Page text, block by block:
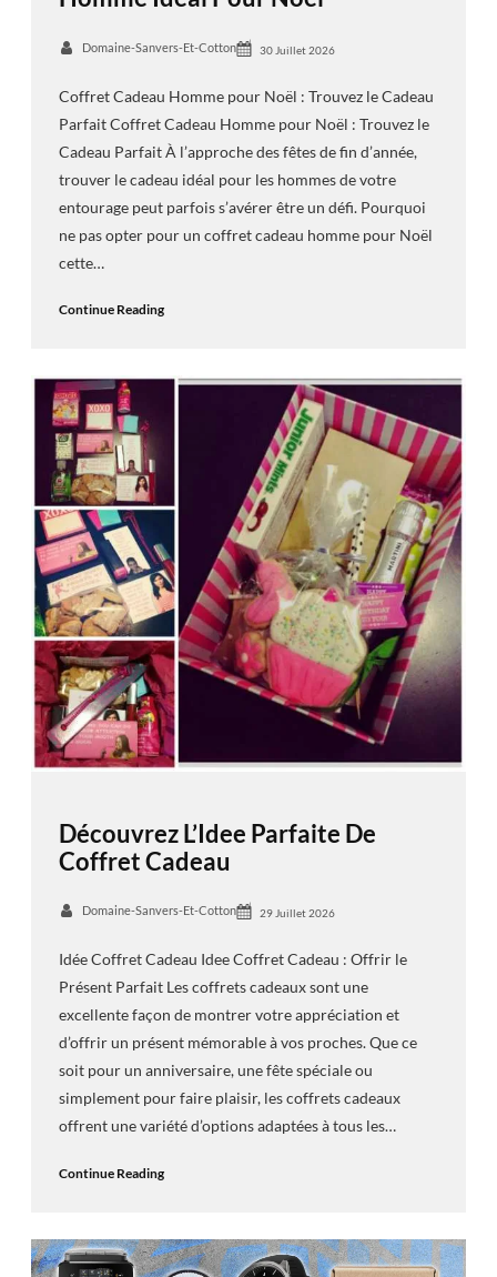
Domaine-Sanvers-Et-Cotton 30 Juillet 2026
Coffret Cadeau Homme pour Noël : Trouvez le Cadeau
Parfait Coffret Cadeau Homme pour Noël : Trouvez le
Cadeau Parfait À l’approche des fêtes de fin d’année,
trouver le cadeau idéal pour les hommes de votre
entourage peut parfois s’avérer être un défi. Pourquoi
ne pas opter pour un coffret cadeau homme pour Noël
cette…
Continue Reading
Découvrez L’Idee Parfaite De
Coffret Cadeau
Domaine-Sanvers-Et-Cotton 29 Juillet 2026
Idée Coffret Cadeau Idee Coffret Cadeau : Offrir le
Présent Parfait Les coffrets cadeaux sont une
excellente façon de montrer votre appréciation et
d’offrir un présent mémorable à vos proches. Que ce
soit pour un anniversaire, une fête spéciale ou
simplement pour faire plaisir, les coffrets cadeaux
offrent une variété d’options adaptées à tous les…
Continue Reading